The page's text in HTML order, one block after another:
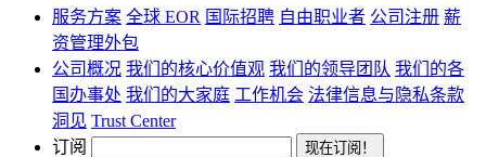
服务方案 全球 EOR 国际招聘 自由职业者 公司注册 薪
资管理外包
公司概况 我们的核心价值观 我们的领导团队 我们的各
国办事处 我们的大家庭 工作机会 法律信息与隐私条款
洞见 Trust Center
订阅